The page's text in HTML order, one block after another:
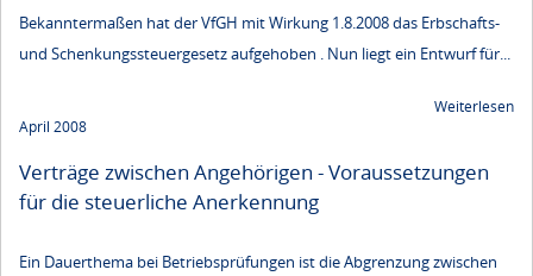
Bekanntermaßen hat der VfGH mit Wirkung 1.8.2008 das Erbschafts-
und Schenkungssteuergesetz aufgehoben . Nun liegt ein Entwurf für...
Weiterlesen
April 2008
Verträge zwischen Angehörigen - Voraussetzungen
für die steuerliche Anerkennung
Ein Dauerthema bei Betriebsprüfungen ist die Abgrenzung zwischen